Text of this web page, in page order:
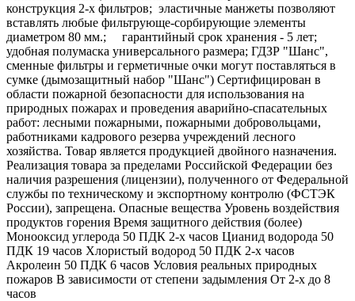
конструкция 2-х фильтров; эластичные манжеты позволяют
вставлять любые фильтрующе-сорбирующие элементы
диаметром 80 мм.; гарантийный срок хранения - 5 лет;
удобная полумаска универсального размера; ГДЗР "Шанс",
сменные фильтры и герметичные очки могут поставляться в
сумке (дымозащитный набор "Шанс") Сертифицирован в
области пожарной безопасности для использования на
природных пожарах и проведения аварийно-спасательных
работ: лесными пожарными, пожарными добровольцами,
работниками кадрового резерва учреждений лесного
хозяйства. Товар является продукцией двойного назначения.
Реализация товара за пределами Российской Федерации без
наличия разрешения (лицензии), полученного от Федеральной
службы по техническому и экспортному контролю (ФСТЭК
России), запрещена. Опасные вещества Уровень воздействия
продуктов горения Время защитного действия (более)
Монооксид углерода 50 ПДК 2-х часов Цианид водорода 50
ПДК 19 часов Хлористый водород 50 ПДК 2-х часов
Акролеин 50 ПДК 6 часов Условия реальных природных
пожаров В зависимости от степени задымления От 2-х до 8
часов